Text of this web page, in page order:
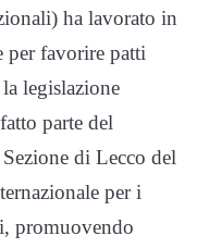
ha lavorato in
per favorire patti
legislazione
parte del
di Lecco del
per i
promuovendo